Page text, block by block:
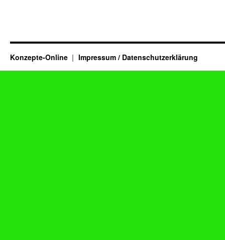
Konzepte-Online Impressum / Datenschutzerklärung